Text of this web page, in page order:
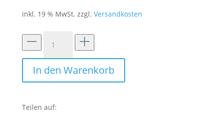
inkl. 19 % MwSt. zzgl. Versandkosten
Tischkalender
2025
Menge
In den Warenkorb
Teilen auf: